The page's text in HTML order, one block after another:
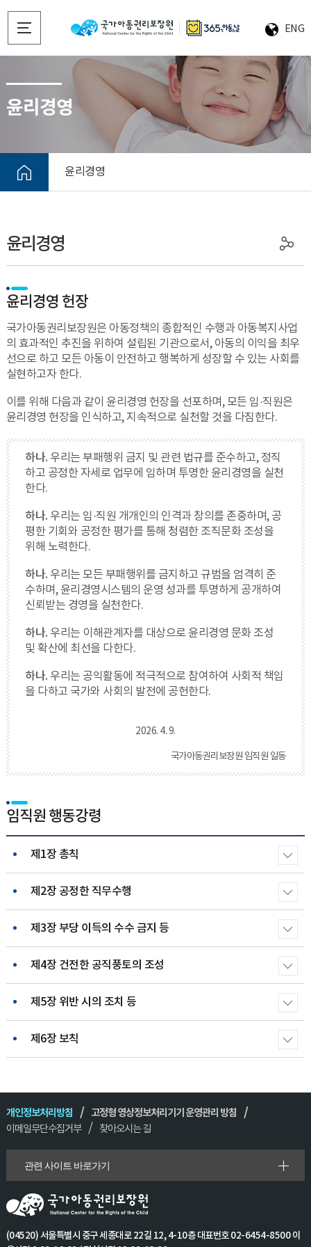
ENG
윤리경영
윤리경영
윤리경영
윤리경영 헌장
국가아동권리보장원은 아동정책의 종합적인 수행과 아동복지사업
의 효과적인 추진을 위하여 설립된 기관으로서, 아동의 이익을 최우
선으로 하고 모든 아동이 안전하고 행복하게 성장할 수 있는 사회를
실현하고자 한다.
이를 위해 다음과 같이 윤리경영 헌장을 선포하며, 모든 임·직원은
윤리경영 헌장을 인식하고, 지속적으로 실천할 것을 다짐한다.
하나.우리는 부패행위 금지 및 관련 법규를 준수하고, 정직
하고 공정한 자세로 업무에 임하며 투명한 윤리경영을 실천
한다.
하나.우리는 임·직원 개개인의 인격과 창의를 존중하며, 공
평한 기회와 공정한 평가를 통해 청렴한 조직문화 조성을
위해 노력한다.
하나.우리는 모든 부패행위를 금지하고 규범을 엄격히 준
수하며, 윤리경영시스템의 운영 성과를 투명하게 공개하여
신뢰받는 경영을 실천한다.
하나.우리는 이해관계자를 대상으로 윤리경영 문화 조성
및 확산에 최선을 다한다.
하나.우리는 공익활동에 적극적으로 참여하여 사회적 책임
을 다하고 국가와 사회의 발전에 공헌한다.
2026. 4. 9.
국가아동권리보장원 임직원 일동
임직원 행동강령
제1장 총칙
제2장 공정한 직무수행
제3장 부당 이득의 수수 금지 등
제4장 건전한 공직풍토의 조성
제5장 위반 시의 조치 등
제6장 보칙
개인정보처리방침
고정형 영상정보처리기기 운영관리 방침
이메일무단수집거부
찾아오시는 길
관련 사이트 바로가기
(04520) 서울특별시 중구 세종대로 22길 12, 4-10층 대표번호 02-6454-8500 이